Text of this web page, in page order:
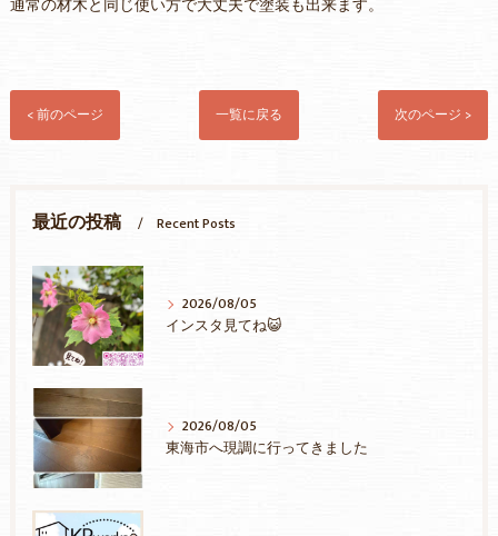
通常の材木と同じ使い方で大丈夫で塗装も出来ます。
< 前のページ 一覧に戻る 次のページ >
最近の投稿 Recent Posts
2026/08/05
インスタ見てね😺
2026/08/05
東海市へ現調に行ってきました